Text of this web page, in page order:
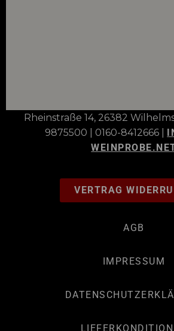
Rheinstraße 14, 26382
9875500 | 0160-8412666 |
VERTRAG
AGB
IMPRESSUM